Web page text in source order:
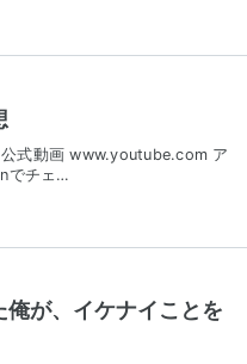
式動画 www.youtube.com ア
でチェ…
が、イケナイことを